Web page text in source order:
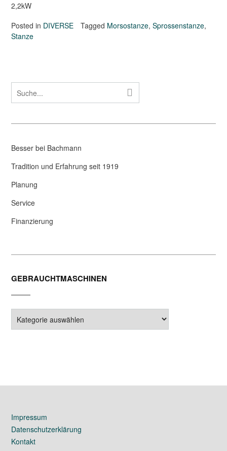
2,2kW
Posted in DIVERSE Tagged Morsostanze, Sprossenstanze,
Stanze
Besser bei Bachmann
Tradition und Erfahrung seit 1919
Planung
Service
Finanzierung
GEBRAUCHTMASCHINEN
Impressum
Datenschutzerklärung
Kontakt